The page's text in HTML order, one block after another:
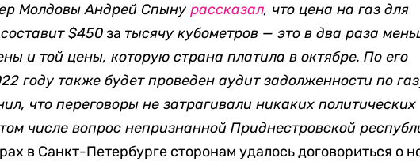
Молдовы Андрей Спынурассказал, что цена на газ для
$450за тысячу кубометров — это в два раза
и той цены, которую страна платила в октябре. По его
году также будет проведен аудит задолженности по
что переговоры не затрагивали никаких политических
числе вопрос непризнанной Приднестровской
в Санкт-Петербурге сторонам удалось договориться о